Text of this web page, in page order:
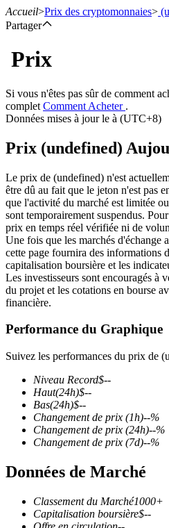
Futures USDT
Futures utilisant l'USDT
Futures COIN-M
Contrats à terme sur crypto-
premières
Accueil>Prix des cryptomonnaies>
Partager
Prix
Si vous n'êtes pas sûr de comment
complet Comment Acheter .
Données mises à jour le à (UTC+8)
Prix (undefined)
Le prix de (undefined) n'est
être dû au fait que le jeton n'est pas
que l'activité du marché est limitée
sont temporairement suspendus.
prix en temps réel vérifiée ni de
Une fois que les marchés d'échange
cette page fournira des informations
capitalisation boursière et les
Les investisseurs sont encouragés à
du projet et les cotations en bourse
financière.
Performance du Graphique
Suivez les performances du prix de
Niveau Record$--
Haut(24h)$--
Bas(24h)$--
Changement de prix (1h)--%
Changement de prix (24h)--%
Changement de prix (7d)--%
Données de Marché
Classement du Marché1000+
Capitalisation boursière$--